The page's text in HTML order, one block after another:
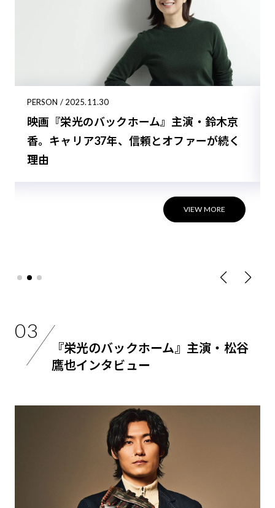
PERSON / 2025.11.30
映画『栄光のバックホーム』主演・鈴木京
香。キャリア37年、信頼とオファーが続く
理由
VIEW MORE
03
『栄光のバックホーム』主演・松谷
鷹也インタビュー